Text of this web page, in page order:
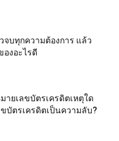
จบทุกความต้องการ แล้ว
องอะไรดี
ายเลขบัตรเครดิตเหตุใด
บัตรเครดิตเป็นความลับ?